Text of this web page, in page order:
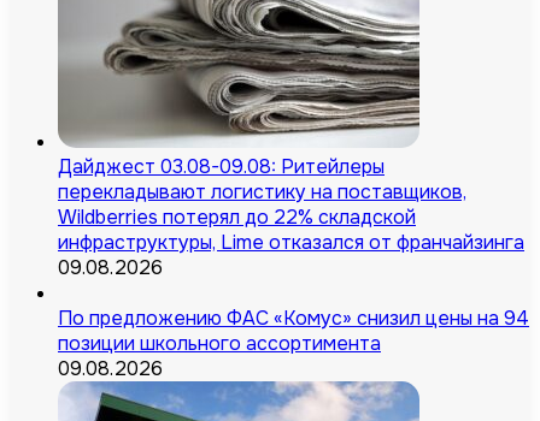
Дайджест 03.08-09.08: Ритейлеры
перекладывают логистику на поставщиков,
Wildberries потерял до 22% складской
инфраструктуры, Lime отказался от франчайзинга
09.08.2026
По предложению ФАС «Комус» снизил цены на 94
позиции школьного ассортимента
09.08.2026